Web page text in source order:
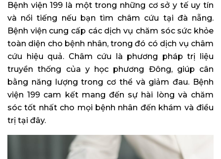
Bệnh viện 199 là một trong những cơ sở y tế uy tín
và nổi tiếng nếu bạn tìm châm cứu tại đà nẵng.
Bệnh viện cung cấp các dịch vụ chăm sóc sức khỏe
toàn diện cho bệnh nhân, trong đó có dịch vụ châm
cứu hiệu quả. Châm cứu là phương pháp trị liệu
truyền thống của y học phương Đông, giúp cân
bằng năng lượng trong cơ thể và giảm đau. Bệnh
viện 199 cam kết mang đến sự hài lòng và chăm
sóc tốt nhất cho mọi bệnh nhân đến khám và điều
trị tại đây.